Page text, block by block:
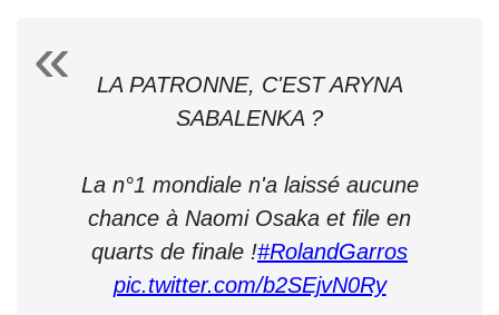
LA PATRONNE, C'EST ARYNA
SABALENKA ?
La n°1 mondiale n'a laissé aucune
chance à Naomi Osaka et file en
quarts de finale !#RolandGarros
pic.twitter.com/b2SEjvN0Ry